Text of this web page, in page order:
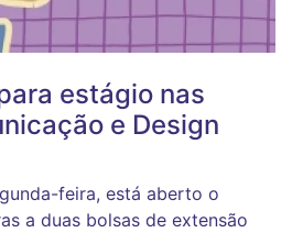
estágio nas
e Design
feira, está aberto o
a duas bolsas de extensão